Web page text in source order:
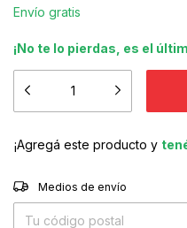
Envío gratis
¡No te lo pierdas, es el
¡Agregá este producto y
Entregas para el CP:
Medios de envío